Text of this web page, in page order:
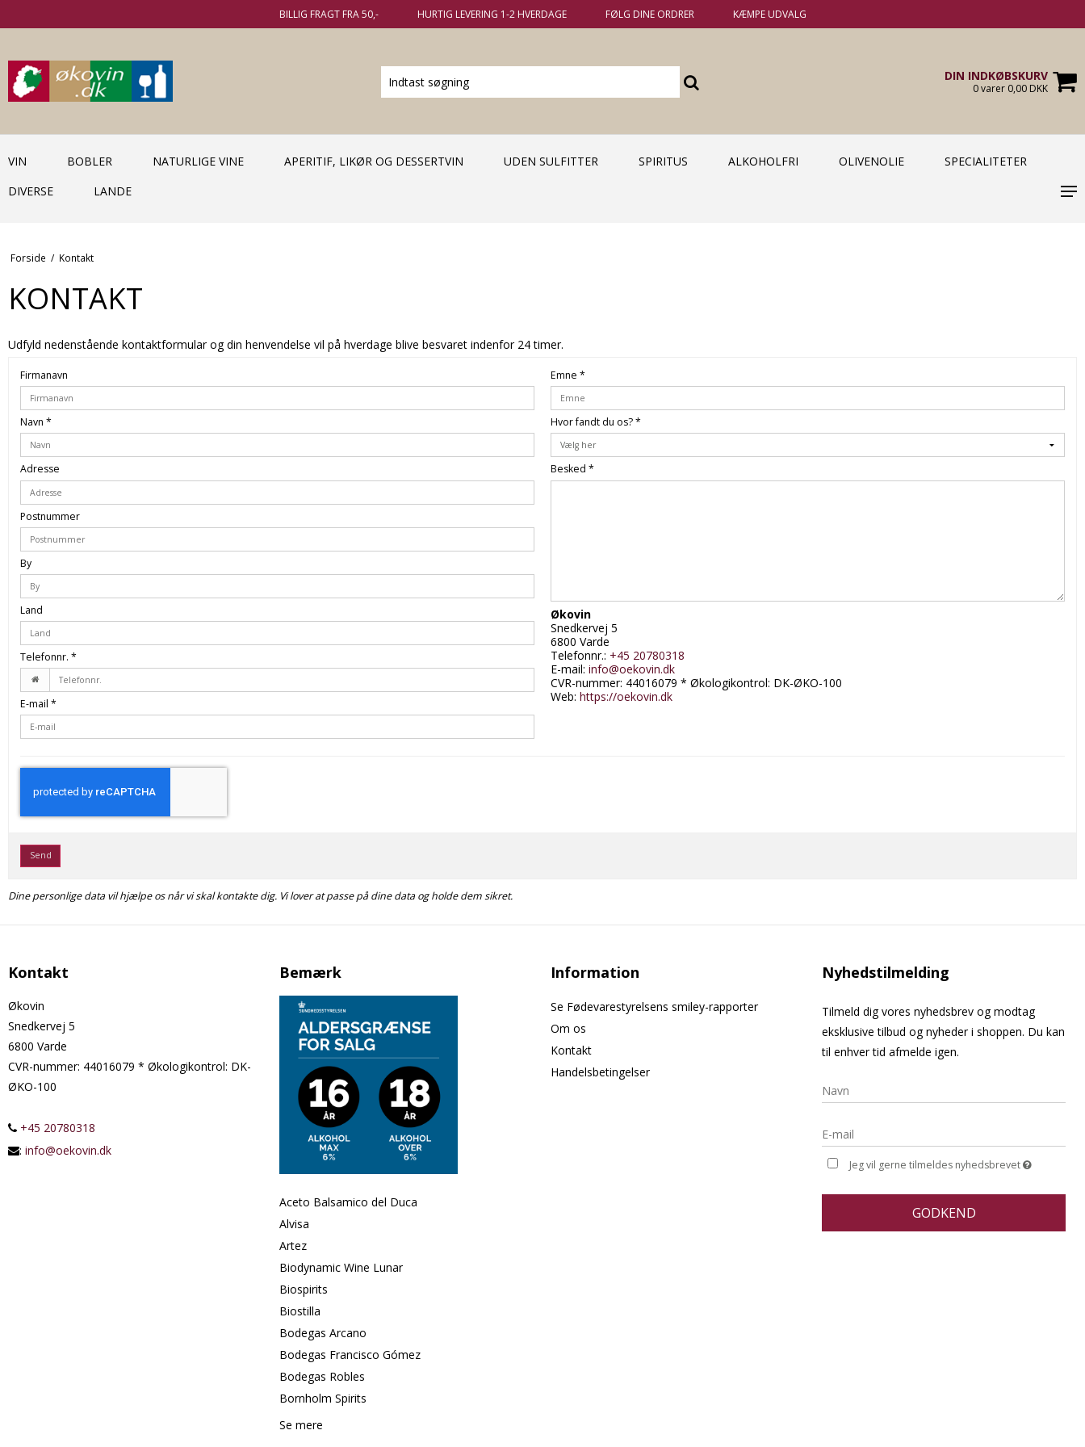
BILLIG FRAGT FRA 50,- HURTIG LEVERING 1-2 HVERDAGE FØLG DINE ORDRER KÆMPE UDVALG
DIN INDKØBSKURV
0 varer 0,00 DKK
VIN BOBLER NATURLIGE VINE APERITIF, LIKØR OG DESSERTVIN UDEN SULFITTER SPIRITUS ALKOHOLFRI OLIVENOLIE
SPECIALITETER
DIVERSE
LANDE
Forside / Kontakt
KONTAKT
Udfyld nedenstående kontaktformular og din henvendelse vil på hverdage blive besvaret indenfor 24 timer.
Firmanavn
Navn *
Adresse
Postnummer
By
Land
Telefonnr. *
E-mail *
Emne *
Hvor fandt du os?*
Besked *
Økovin
Snedkervej 5
6800 Varde
Telefonnr.: +45 20780318
E-mail: info@oekovin.dk
CVR-nummer: 44016079 * Økologikontrol: DK-ØKO-100
Web: https://oekovin.dk
Send
Dine personlige data vil hjælpe os når vi skal kontakte dig. Vi lover at passe på dine data og holde dem sikret.
Kontakt
Økovin
Snedkervej 5
6800 Varde
CVR-nummer: 44016079 * Økologikontrol: DK-
ØKO-100
+45 20780318
: info@oekovin.dk
Bemærk
Aceto Balsamico del Duca
Alvisa
Artez
Biodynamic Wine Lunar
Biospirits
Biostilla
Bodegas Arcano
Bodegas Francisco Gómez
Bodegas Robles
Bornholm Spirits
Se mere
Information
Se Fødevarestyrelsens smiley-rapporter
Om os
Kontakt
Handelsbetingelser
Nyhedstilmelding
Tilmeld dig vores nyhedsbrev og modtag
eksklusive tilbud og nyheder i shoppen. Du kan
til enhver tid afmelde igen.
Jeg vil gerne tilmeldes nyhedsbrevet
GODKEND